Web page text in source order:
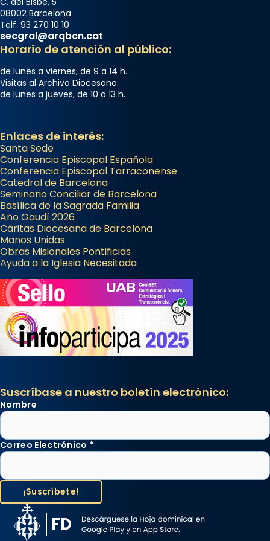
08002 Barcelona
Telf. 93 270 10 10
secgral@arqbcn.cat
Horario de atención al público:
de lunes a viernes, de 9 a 14 h.
Visitas al Archivo Diocesano:
de lunes a jueves, de 10 a 13 h.
Enlaces de interés:
Santa Sede
Conferencia Episcopal Española
Conferencia Episcopal Tarraconense
Catedral de Barcelona
Seminario Conciliar de Barcelona
Basílica de la Sagrada Familia
Año Gaudí 2026
Cáritas Diocesana de Barcelona
Manos Unidas
Obras Misionales Pontificias
Ayuda a la Iglesia Necesitada
Suscríbase a nuestro boletín electrónico:
Nombre
Correo Electrónico *